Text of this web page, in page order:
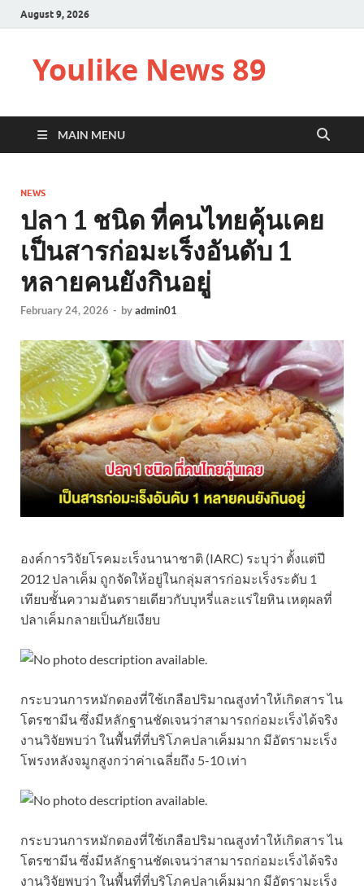
August 9, 2026
Youlike News 89
MAIN MENU
NEWS
ปลา 1 ชนิด ที่คนไทยคุ้นเคย
เป็นสารก่อมะเร็งอันดับ 1
หลายคนยังกินอยู่
February 24, 2026 - byadmin01
องค์การวิจัยโรคมะเร็งนานาชาติ (IARC) ระบุว่า ตั้งแต่ปี
2012 ปลาเค็ม ถูกจัดให้อยู่ในกลุ่มสารก่อมะเร็งระดับ 1
เทียบชั้นความอันตรายเดียวกับบุหรี่และแร่ใยหิน เหตุผลที่
ปลาเค็มกลายเป็นภัยเงียบ
กระบวนการหมักดองที่ใช้เกลือปริมาณสูงทำให้เกิดสาร ไน
โตรซามีน ซึ่งมีหลักฐานชัดเจนว่าสามารถก่อมะเร็งได้จริง
งานวิจัยพบว่า ในพื้นที่ที่บริโภคปลาเค็มมาก มีอัตรามะเร็ง
โพรงหลังจมูกสูงกว่าค่าเฉลี่ยถึง 5-10 เท่า
กระบวนการหมักดองที่ใช้เกลือปริมาณสูงทำให้เกิดสาร ไน
โตรซามีน ซึ่งมีหลักฐานชัดเจนว่าสามารถก่อมะเร็งได้จริง
งานวิจัยพบว่า ในพื้นที่ที่บริโภคปลาเค็มมาก มีอัตรามะเร็ง